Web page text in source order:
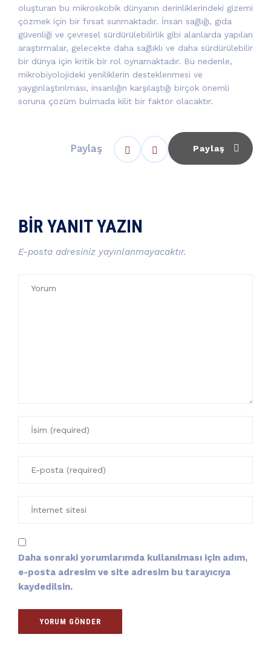
oluşturan bu mikroskobik dünyanın derinliklerindeki gizemi
çözmek için bir fırsat sunmaktadır. İnsan sağlığı, gıda
güvenliği ve çevresel sürdürülebilirlik gibi alanlarda yapılan
araştırmalar, gelecekte daha sağlıklı ve daha sürdürülebilir
bir dünya için kritik bir rol oynamaktadır. Bu nedenle,
mikrobiyolojideki yeniliklerin desteklenmesi ve
yaygınlaştırılması, insanlığın karşılaştığı birçok önemli
soruna çözüm bulmada kilit bir faktör olacaktır.
Paylaş Paylaş
BIR YANIT YAZIN
E-posta adresiniz yayınlanmayacaktır.
Daha sonraki yorumlarımda kullanılması için adım,
e-posta adresim ve site adresim bu tarayıcıya
kaydedilsin.